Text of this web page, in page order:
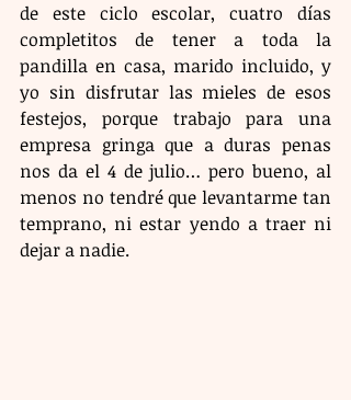
de este ciclo escolar, cuatro días
completitos de tener a toda la
pandilla en casa, marido incluido, y
yo sin disfrutar las mieles de esos
festejos, porque trabajo para una
empresa gringa que a duras penas
nos da el 4 de julio… pero bueno, al
menos no tendré que levantarme tan
temprano, ni estar yendo a traer ni
dejar a nadie.